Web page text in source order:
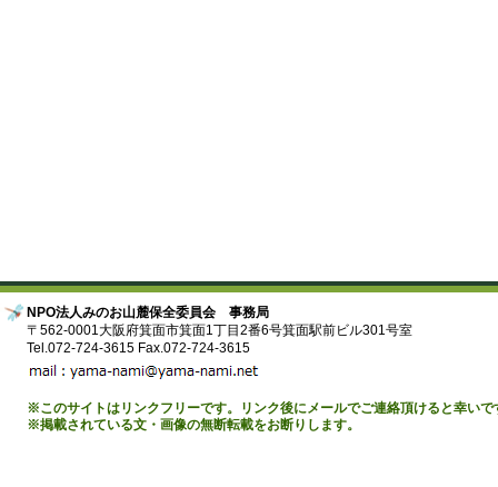
NPO法人みのお山麓保全委員会 事務局
〒562-0001大阪府箕面市箕面1丁目2番6号箕面駅前ビル301号室
Tel.072-724-3615 Fax.072-724-3615
※このサイトはリンクフリーです。リンク後にメールでご連絡頂けると幸いで
※掲載されている文・画像の無断転載をお断りします。